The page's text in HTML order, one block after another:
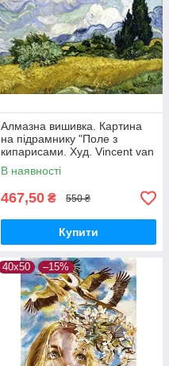
Алмазна вишивка. Картина
на підрамнику "Поле з
кипарисами. Худ. Vincent van
Gogh" , розмір 40х50см
В наявності
467,50 ₴ 550 ₴
Купити
40х50 –15%